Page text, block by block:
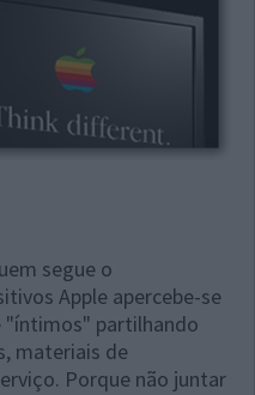
segue o
Apple apercebe-se
partilhando
materiais de
Porque não juntar